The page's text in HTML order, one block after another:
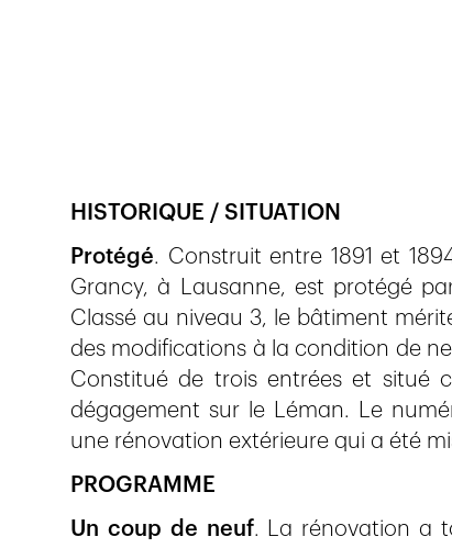
HISTORIQUE / SITUATION
Protégé. Construit entre 1891 et
Grancy, à Lausanne, est protégé
Classé au niveau 3, le bâtiment
des modifications à la condition de
Constitué de trois entrées et situé
dégagement sur le Léman. Le
une rénovation extérieure qui a été
PROGRAMME
Un coup de neuf. La rénovation a